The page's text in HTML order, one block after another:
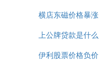
升
横店东磁价格暴涨
上公牌贷款是什么
伊利股票价格负价